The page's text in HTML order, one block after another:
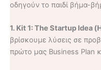
οδηγούν το παιδί βήμα-
1. Kit 1: The Startup Idea
βρίσκουμε λύσεις σε
πρώτο μας Business Plan